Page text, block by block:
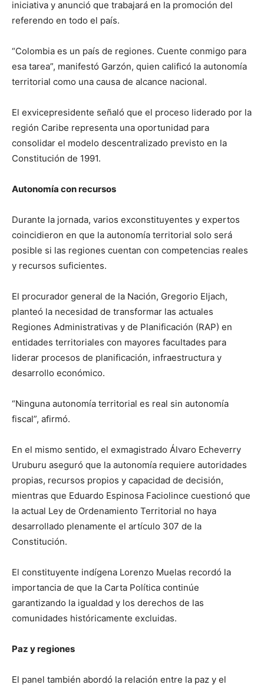
iniciativa y anunció que trabajará en la promoción del
referendo en todo el país.
“Colombia es un país de regiones. Cuente conmigo para
esa tarea”, manifestó Garzón, quien calificó la autonomía
territorial como una causa de alcance nacional.
El exvicepresidente señaló que el proceso liderado por la
región Caribe representa una oportunidad para
consolidar el modelo descentralizado previsto en la
Constitución de 1991.
Autonomía con recursos
Durante la jornada, varios exconstituyentes y expertos
coincidieron en que la autonomía territorial solo será
posible si las regiones cuentan con competencias reales
y recursos suficientes.
El procurador general de la Nación, Gregorio Eljach,
planteó la necesidad de transformar las actuales
Regiones Administrativas y de Planificación (RAP) en
entidades territoriales con mayores facultades para
liderar procesos de planificación, infraestructura y
desarrollo económico.
“Ninguna autonomía territorial es real sin autonomía
fiscal”, afirmó.
En el mismo sentido, el exmagistrado Álvaro Echeverry
Uruburu aseguró que la autonomía requiere autoridades
propias, recursos propios y capacidad de decisión,
mientras que Eduardo Espinosa Faciolince cuestionó que
la actual Ley de Ordenamiento Territorial no haya
desarrollado plenamente el artículo 307 de la
Constitución.
El constituyente indígena Lorenzo Muelas recordó la
importancia de que la Carta Política continúe
garantizando la igualdad y los derechos de las
comunidades históricamente excluidas.
Paz y regiones
El panel también abordó la relación entre la paz y el